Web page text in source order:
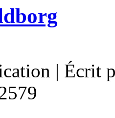
| Écrit